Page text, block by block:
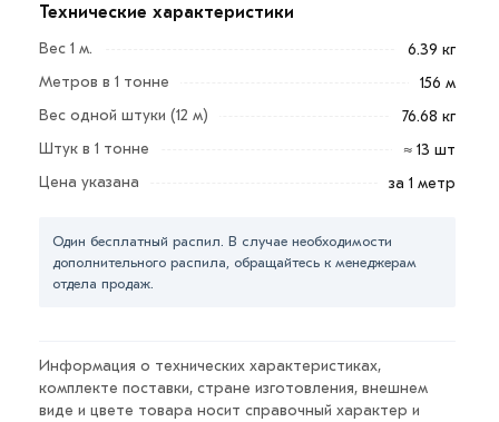
Москве и области. Наши профессиональные
менеджеры обработают заказ и свяжутся с Вами для
согласования условий доставки или самовывоза.
Данний товар от производителя сертифицирован,
купленного товарa в течение 7 дней (наличие чека
обязательно).
Технические характеристики
Вес 1 м.
6.39 кг
Метров в 1 тонне
156 м
Вес одной штуки (12 м)
76.68 кг
Штук в 1 тонне
≈ 13 шт
Цена указана
за 1 метр
Один бесплатный распил. В случае необходимости
дополнительного распила, обращайтесь к менеджерам
отдела продаж.
Информация о технических характеристиках,
комплекте поставки, стране изготовления, внешнем
виде и цвете товара носит справочный характер и